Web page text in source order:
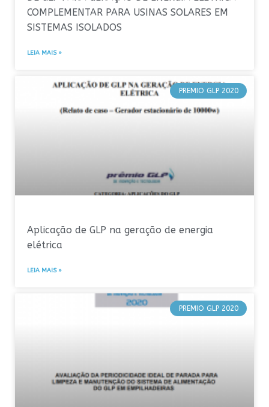
COMPLEMENTAR PARA USINAS SOLARES EM
SISTEMAS ISOLADOS
LEIA MAIS »
PREMIO GLP 2020
Aplicação de GLP na geração de energia
elétrica
LEIA MAIS »
PREMIO GLP 2020